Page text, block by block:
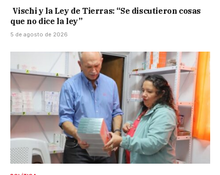
Vischi y la Ley de Tierras: “Se discutieron cosas
que no dice la ley”
5 de agosto de 2026